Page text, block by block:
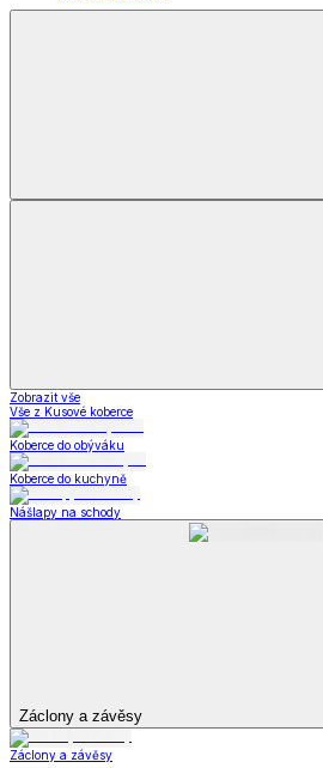
Zobrazit vše
Vše z Kusové koberce
Koberce do obýváku
Koberce do kuchyně
Nášlapy na schody
Záclony a závěsy
Záclony a závěsy